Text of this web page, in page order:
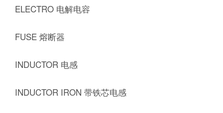
ELECTRO 电解电容
FUSE 熔断器
INDUCTOR 电感
INDUCTOR IRON 带铁芯电感